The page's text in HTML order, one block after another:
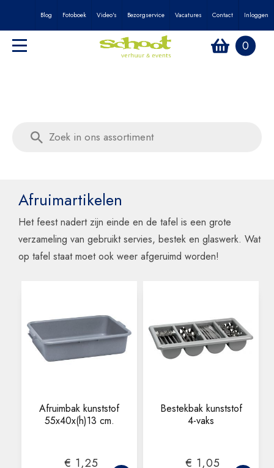
Blog Fotoboek Video's Bezorgservice Vacatures Contact Inloggen
0
Afruimartikelen
Het feest nadert zijn einde en de tafel is een grote
verzameling van gebruikt servies, bestek en glaswerk. Wat
op tafel staat moet ook weer afgeruimd worden!
Afruimbak kunststof
55x40x(h)13 cm.
€ 1,25
Bestekbak kunststof
4-vaks
€ 1,05